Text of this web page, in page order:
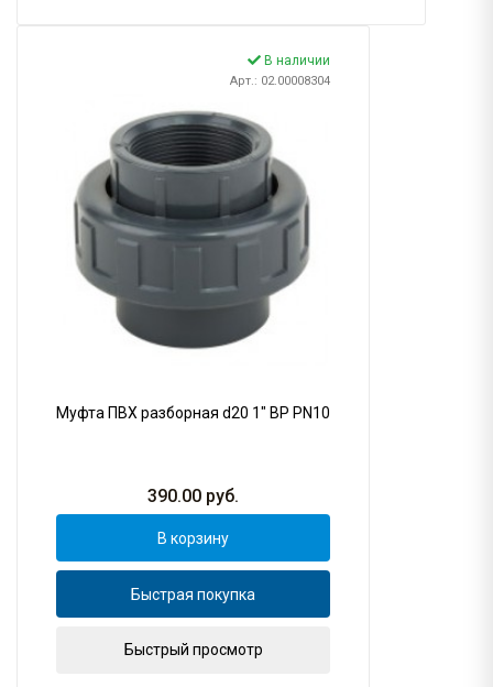
В наличии
Арт.: 02.00008304
Муфта ПВХ разборная d20 1" ВР PN10
390.00 руб.
В корзину
Быстрая покупка
Быстрый просмотр